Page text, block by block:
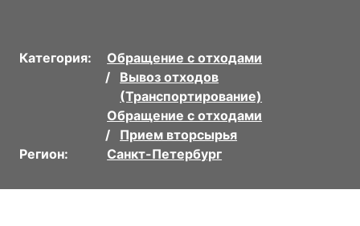
Категория:
Обращение с отходами
Вывоз отходов
(Транспортирование)
Обращение с отходами
Прием вторсырья
Регион:
Санкт-Петербург